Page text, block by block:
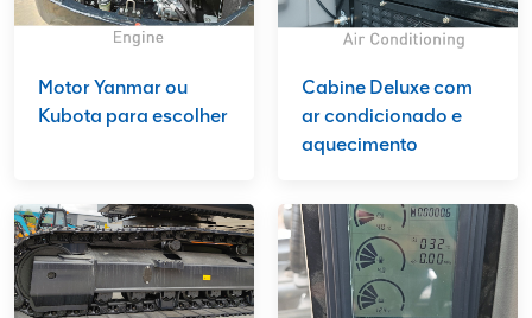
Motor Yanmar ou
Kubota para escolher
Cabine Deluxe com
ar condicionado e
aquecimento